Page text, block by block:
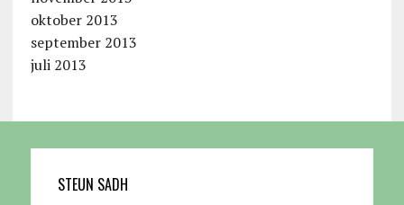
oktober 2013
september 2013
juli 2013
STEUN SADH